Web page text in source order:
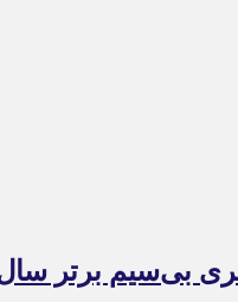
بی‌سیم برتر سال